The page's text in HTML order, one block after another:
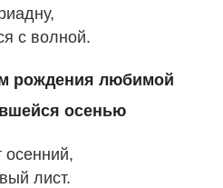
с волной.
рождения любимой
осенью
осенний,
лист.